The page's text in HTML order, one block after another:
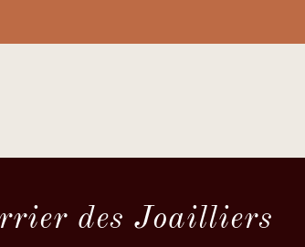
des Joailliers